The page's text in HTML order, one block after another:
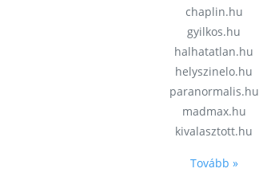
chaplin.hu
gyilkos.hu
halhatatlan.hu
helyszinelo.hu
paranormalis.hu
madmax.hu
kivalasztott.hu
Tovább »